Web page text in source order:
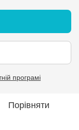
програмі
Порівняти